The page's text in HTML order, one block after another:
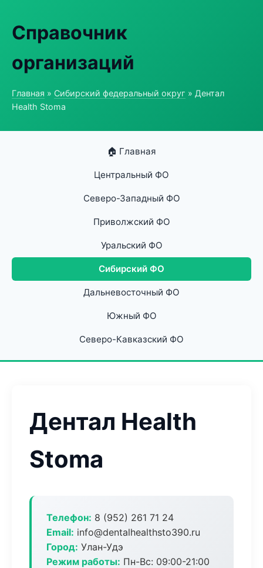
Справочник
организаций
Главная » Сибирский федеральный округ » Дентал
Health Stoma
🏠 Главная
Центральный ФО
Северо-Западный ФО
Приволжский ФО
Уральский ФО
Сибирский ФО
Дальневосточный ФО
Южный ФО
Северо-Кавказский ФО
Дентал Health
Stoma
Телефон: 8 (952) 261 71 24
Email: info@dentalhealthsto390.ru
Город: Улан-Удэ
Режим работы: Пн-Вс: 09:00-21:00